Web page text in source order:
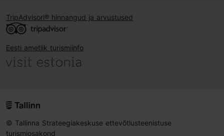
TripAdvisori® hinnangud ja arvustused
Eesti ametlik turismiinfo
© Tallinna Strateegiakeskuse ettevõtlusteenistuse
turismiosakond